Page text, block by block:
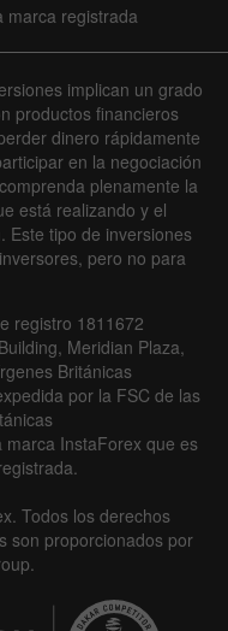
marca registrada
implican un grado
productos financieros
dinero rápidamente
en la negociación
plenamente la
está realizando y el
Este tipo de inversiones
pero no para
registro 1811672
Meridian Plaza,
Británicas
por la FSC de las
marca InstaForex que es
Todos los derechos
son proporcionados por